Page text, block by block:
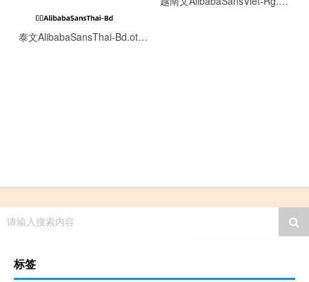
泰文AlibabaSansThai-Bd.otf[0.15MB]
请输入搜索内容
标签